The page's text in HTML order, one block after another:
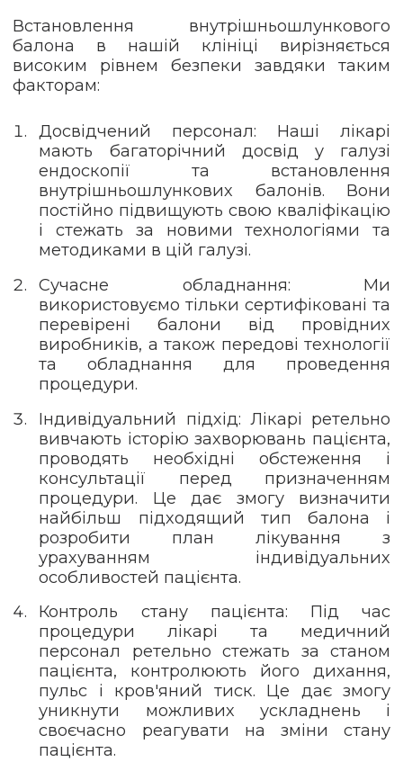
Встановлення внутрішньошлункового
балона в нашій клініці вирізняється
високим рівнем безпеки завдяки таким
факторам:
Досвідчений персонал: Наші лікарі
мають багаторічний досвід у галузі
ендоскопії та встановлення
внутрішньошлункових балонів. Вони
постійно підвищують свою кваліфікацію
і стежать за новими технологіями та
методиками в цій галузі.
Сучасне обладнання: Ми
використовуємо тільки сертифіковані та
перевірені балони від провідних
виробників, а також передові технології
та обладнання для проведення
процедури.
Індивідуальний підхід: Лікарі ретельно
вивчають історію захворювань пацієнта,
проводять необхідні обстеження і
консультації перед призначенням
процедури. Це дає змогу визначити
найбільш підходящий тип балона і
розробити план лікування з
урахуванням індивідуальних
особливостей пацієнта.
Контроль стану пацієнта: Під час
процедури лікарі та медичний
персонал ретельно стежать за станом
пацієнта, контролюють його дихання,
пульс і кров'яний тиск. Це дає змогу
уникнути можливих ускладнень і
своєчасно реагувати на зміни стану
пацієнта.